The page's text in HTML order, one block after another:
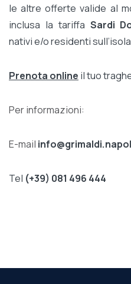
le altre offerte valide al
inclusa la tariffa Sardi
nativi e/o residenti
Prenota online il tuo
Per informazioni:
E-mail
Tel (+39) 081 496 444